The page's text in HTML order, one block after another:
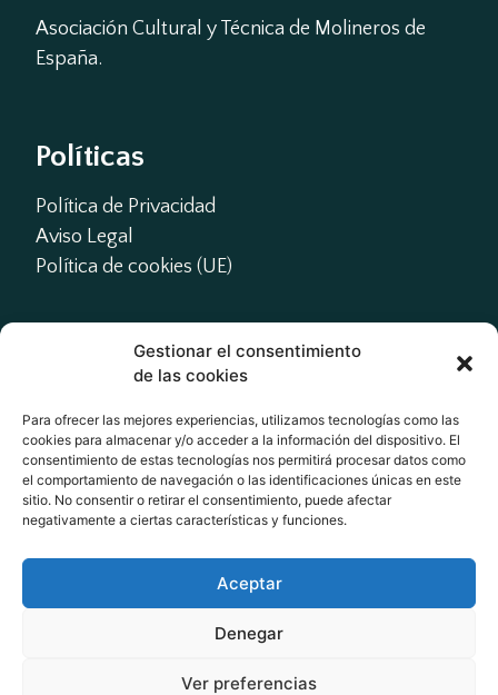
Gestionar el consentimiento
de las cookies
Para ofrecer las mejores experiencias, utilizamos tecnologías como las
cookies para almacenar y/o acceder a la información del dispositivo. El
consentimiento de estas tecnologías nos permitirá procesar datos como
el comportamiento de navegación o las identificaciones únicas en este
sitio. No consentir o retirar el consentimiento, puede afectar
negativamente a ciertas características y funciones.
Aceptar
Denegar
Ver preferencias
Asociación Cultural y Técnica de Molineros de
España.
Políticas
Política de Privacidad
Aviso Legal
Política de cookies (UE)
Contacto
presidente@actme.es
administracion@actme.es
+34 647 66 63 18
Redes Sociales